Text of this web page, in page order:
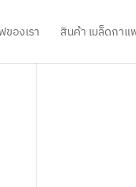
ของเรา สินค้า เมล็ดกาแ